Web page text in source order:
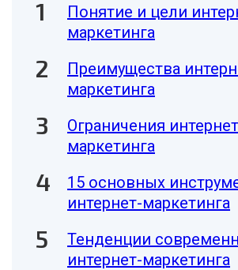
Понятие и цели
маркетинга
Преимущества
маркетинга
Ограничения
маркетинга
15 основных
интернет-маркетинга
Тенденции
интернет-маркетинга